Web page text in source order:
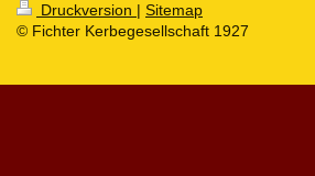
Druckversion | Sitemap
© Fichter Kerbegesellschaft 1927